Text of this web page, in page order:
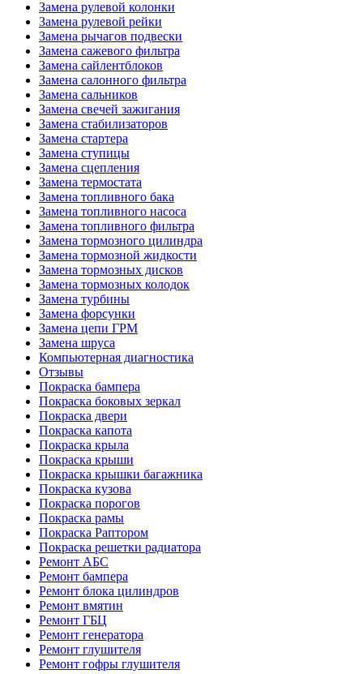
Замена рулевой колонки
Замена рулевой рейки
Замена рычагов подвески
Замена сажевого фильтра
Замена сайлентблоков
Замена салонного фильтра
Замена сальников
Замена свечей зажигания
Замена стабилизаторов
Замена стартера
Замена ступицы
Замена сцепления
Замена термостата
Замена топливного бака
Замена топливного насоса
Замена топливного фильтра
Замена тормозного цилиндра
Замена тормозной жидкости
Замена тормозных дисков
Замена тормозных колодок
Замена турбины
Замена форсунки
Замена цепи ГРМ
Замена шруса
Компьютерная диагностика
Отзывы
Покраска бампера
Покраска боковых зеркал
Покраска двери
Покраска капота
Покраска крыла
Покраска крыши
Покраска крышки багажника
Покраска кузова
Покраска порогов
Покраска рамы
Покраска Раптором
Покраска решетки радиатора
Ремонт АБС
Ремонт бампера
Ремонт блока цилиндров
Ремонт вмятин
Ремонт ГБЦ
Ремонт генератора
Ремонт глушителя
Ремонт гофры глушителя